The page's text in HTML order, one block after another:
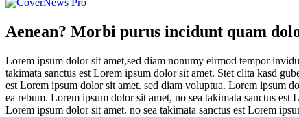
Aenean? Morbi purus incidunt quam
Lorem ipsum dolor sit amet,sed diam nonumy eirmod tempor
takimata sanctus est Lorem ipsum dolor sit amet. Stet clita kasd
est Lorem ipsum dolor sit amet. sed diam voluptua. Lorem ipsum
ea rebum. Lorem ipsum dolor sit amet, no sea takimata sanctus
Lorem ipsum dolor sit amet. no sea takimata sanctus est Lorem